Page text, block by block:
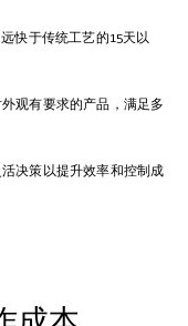
快于传统工艺的15天以
观有要求的产品，满足多
决策以提升效率和控制成